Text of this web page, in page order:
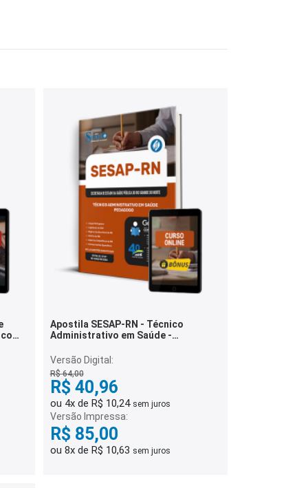
Apostila SESAP-RN - Técnico
Administrativo em Saúde -
Versão Digital:
R$ 64,00
R$ 40,96
ou 4x de R$ 10,24 sem juros
Versão Impressa:
R$ 85,00
ou 8x de R$ 10,63 sem juros